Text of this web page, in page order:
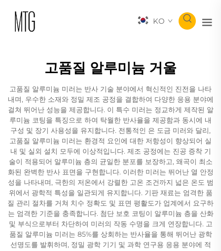
KO
고품질 알루미늄 거울
고품질 알루미늄 미러는 반사 기술 분야에서 혁신적인 진전을 나타
내며, 우수한 소재와 정밀 제조 공정을 결합하여 다양한 응용 분야에
걸쳐 뛰어난 성능을 제공합니다. 이 특수 미러는 정교하게 제작된 알
루미늄 코팅을 특징으로 하여 탁월한 반사율을 제공함과 동시에 내
구성 및 장기 사용성을 유지합니다. 전통적인 은 도금 미러와 달리,
고품질 알루미늄 미러는 환경적 요인에 대한 저항성이 향상되어 실
내 및 실외 설치 모두에 이상적입니다. 제조 공정에는 진공 증착 기
술이 적용되어 알루미늄 층의 균일한 분포를 보장하고, 왜곡이 최소
화된 완벽한 반사 표면을 구현합니다. 이러한 미러는 뛰어난 열 안정
성을 나타내며, 극한의 저온에서 강렬한 고온 조건까지 넓은 온도 범
위에서 광학적 특성을 일관되게 유지합니다. 기판 재료는 엄격한 품
질 관리 절차를 거쳐 치수 정확도 및 표면 평활도가 업계에서 요구하
는 엄격한 기준을 충족합니다. 첨단 보호 코팅이 알루미늄 층을 산화
및 부식으로부터 차단하여 미러의 작동 수명을 크게 연장합니다. 고
품질 알루미늄 미러는 85%를 상회하는 반사율을 통해 뛰어난 광학
선명도를 발휘하며, 정밀 광학 기기 및 과학 연구용 응용 분야에 적